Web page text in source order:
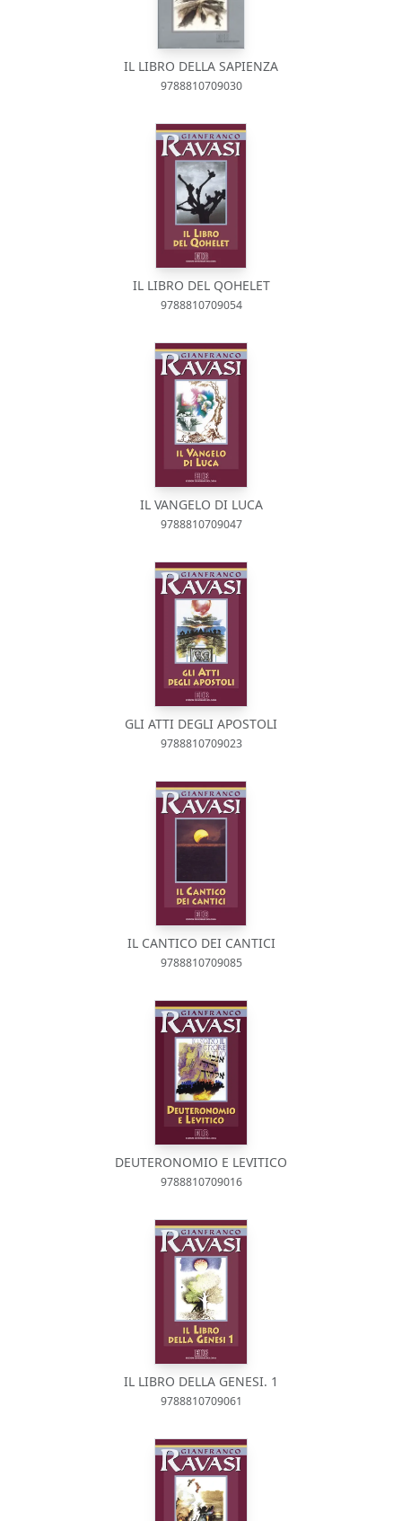
IL LIBRO DELLA SAPIENZA
9788810709030
IL LIBRO DEL QOHELET
9788810709054
IL VANGELO DI LUCA
9788810709047
GLI ATTI DEGLI APOSTOLI
9788810709023
IL CANTICO DEI CANTICI
9788810709085
DEUTERONOMIO E LEVITICO
9788810709016
IL LIBRO DELLA GENESI. 1
9788810709061